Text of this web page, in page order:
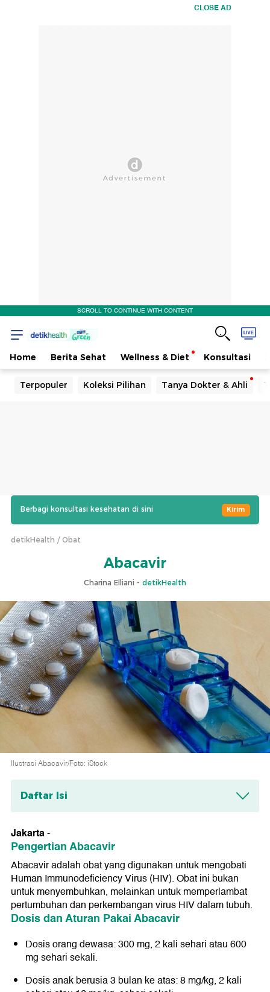
CLOSE AD
SCROLL TO CONTINUE WITH CONTENT
Home Berita Sehat Wellness & Diet Konsultasi
Terpopuler Koleksi Pilihan Tanya Dokter & Ahli
Berbagi konsultasi kesehatan di sini Kirim
detikHealth Obat
Abacavir
Charina Elliani - detikHealth
Ilustrasi Abacavir/Foto: iStock
Daftar Isi
Pengertian Abacavir
Dosis dan Aturan Pakai Abacavir
Bentuk Obat Abacavir
Golongan Abacavir
Kategori Abacavir
Interaksi Abacavir
Perhatian Penggunaan Abacavir
Jakarta-
Pengertian Abacavir
Abacavir adalah obat yang digunakan untuk mengobati
Human Immunodeficiency Virus (HIV). Obat ini bukan
untuk menyembuhkan, melainkan untuk memperlambat
pertumbuhan dan perkembangan virus HIV dalam tubuh.
Dosis dan Aturan Pakai Abacavir
Dosis orang dewasa: 300 mg, 2 kali sehari atau 600
mg sehari sekali.
Dosis anak berusia 3 bulan ke atas: 8 mg/kg, 2 kali